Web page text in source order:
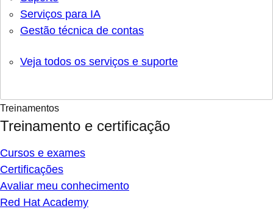
Serviços para IA
Gestão técnica de contas
Veja todos os serviços e suporte
Treinamentos
Treinamento e certificação
Cursos e exames
Certificações
Avaliar meu conhecimento
Red Hat Academy